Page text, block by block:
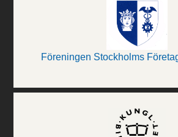
Föreningen Stockholms